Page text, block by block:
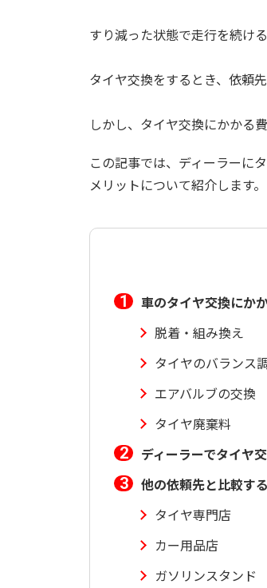
すり減った状態で走行を続け
タイヤ交換をするとき、依頼
しかし、タイヤ交換にかかる
この記事では、ディーラーに
メリットについて紹介します。
車のタイヤ交換にか
脱着・組み換え
タイヤのバランス
エアバルブの交換
タイヤ廃棄料
ディーラーでタイヤ
他の依頼先と比較す
タイヤ専門店
カー用品店
ガソリンスタンド